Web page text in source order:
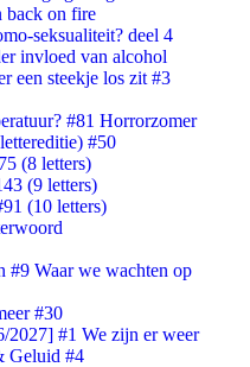
back on fire
seksualiteit? deel 4
invloed van alcohol
een steekje los zit #3
#81 Horrorzomer
#50
(8 letters)
(9 letters)
(10 letters)
Waar we wachten op
#30
2027] #1 We zijn er weer
Geluid #4